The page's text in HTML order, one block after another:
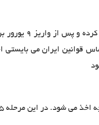
نفر در ایش بانک ترکیه
قوانین ایران می بایستی
ترک برای هر برگه درخواست می گردد